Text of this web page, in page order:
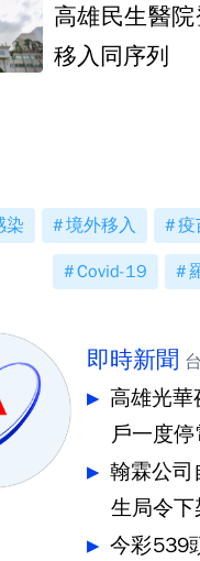
高雄民生醫
移入同序列
染 境外移入 疫
Covid-19
即時新聞
高雄光
戶一度停
翰霖公司
生局令下
今彩539